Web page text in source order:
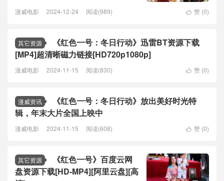
 赞 (0)
漫威电影 2024-12-24 阅读(989)
其它资源
《红色一号：冬日行动》迅雷BT资源下载
[MP4]超清晰磁力链接[HD720p1080p]
 赞 (0)
漫威电影 2024-11-15 阅读(830)
漫威资讯
《红色一号：冬日行动》放出美好时光特
辑，年末大片全国上映中
 赞 (0)
漫威电影 2024-11-15 阅读(608)
其它资源
《红色一号》百度云网
盘资源下载[HD-MP4][阿里云盘][高